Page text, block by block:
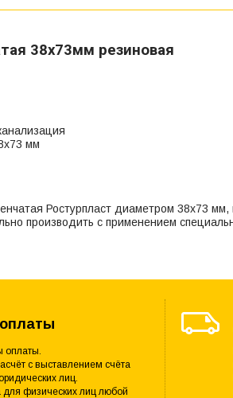
38х73мм резиновая
мм
Ростурпласт диаметром 38х73
производить с применением
оплаты.
с выставлением счёта
лиц.
физических лиц любой